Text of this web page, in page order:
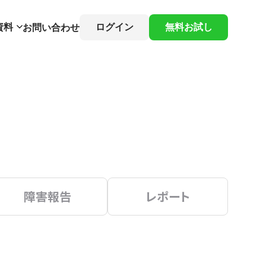
料 お問い合わせ ログイン 無料お試し
障害報告 レポート